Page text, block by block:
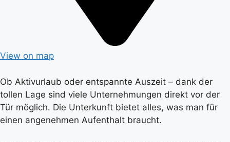
View on map
Ob Aktivurlaub oder entspannte Auszeit – dank der
tollen Lage sind viele Unternehmungen direkt vor der
Tür möglich. Die Unterkunft bietet alles, was man für
einen angenehmen Aufenthalt braucht.